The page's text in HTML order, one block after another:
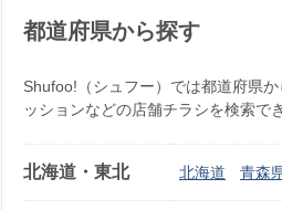
都道府県から探す
Shufoo!（シュフー）では都道府県
ッションなどの店舗チラシを検索で
北海道・東北 北海道 青森